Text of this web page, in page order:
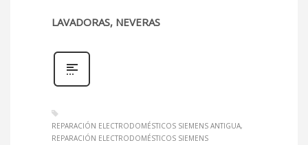
LAVADORAS, NEVERAS
REPARACIÓN ELECTRODOMÉSTICOS SIEMENS ANTIGUA
REPARACIÓN ELECTRODOMÉSTICOS SIEMENS